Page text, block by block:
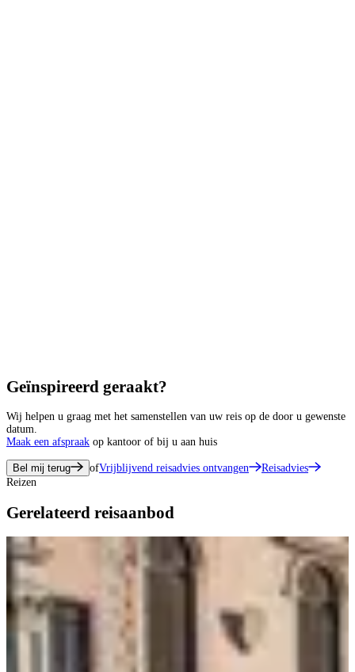
Geïnspireerd geraakt?
Wij helpen u graag met het samenstellen van uw reis op de door u gewenste
datum.
Maak een afspraak op kantoor of bij u aan huis
Bel mij terug ofVrijblijvend reisadvies ontvangen
Reisadvies
Reizen
Gerelateerd reisaanbod